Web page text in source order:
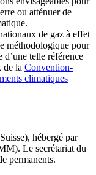
ou atténuer de
de gaz à effet
méthodologique pour
d’une telle référence
de la Convention-
climatiques
hébergé par
Le secrétariat du
permanents.